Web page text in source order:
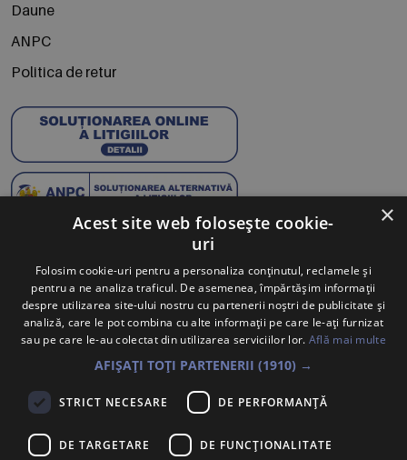
Daune
ANPC
Politica de retur
Abonează-te la Newsletter
Te anunțăm când avem oferte noi și promoții la mărcile
tale preferate.
Sunt de acord ca datele cu caracter personal furnizate să fie
colectate pentru a putea fi contactat în vederea solicitării trimise.
Declar că am citit și sunt de acord cu
×
Acest site web folosește cookie-
uri
Folosim cookie-uri pentru a personaliza conținutul, reclamele și
pentru a ne analiza traficul. De asemenea, împărtășim informații
despre utilizarea site-ului nostru cu partenerii noștri de publicitate și
analiză, care le pot combina cu alte informații pe care le-ați furnizat
sau pe care le-au colectat din utilizarea serviciilor lor. Află mai multe
AFIȘAȚI TOȚI PARTENERII (1910) →
STRICT NECESARE DE PERFORMANȚĂ
DE TARGETARE DE FUNCŢIONALITATE